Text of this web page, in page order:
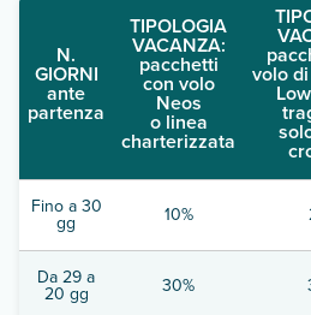
N.
GIORNI
ante
partenza
TIPOLOGIA
VACANZA:
pacchetti
con volo
Neos
o linea
charterizzata
volo
Fino a 30
gg 10%
Da 29 a
20 gg 30%